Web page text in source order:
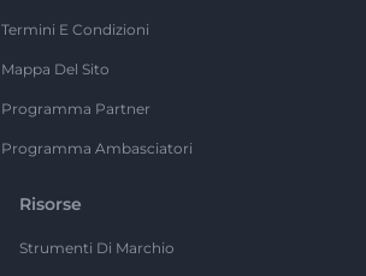
Termini E Condizioni
Mappa Del Sito
Programma Partner
Programma Ambasciatori
Risorse
Strumenti Di Marchio